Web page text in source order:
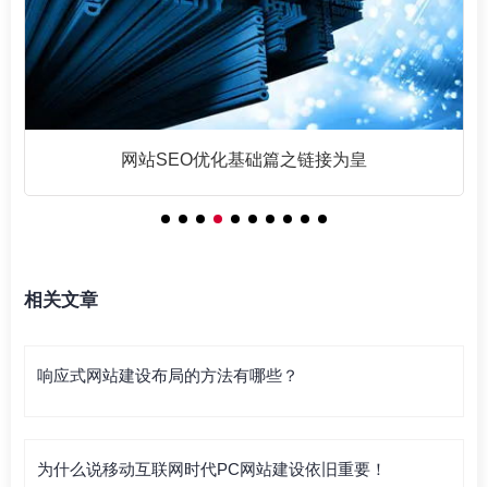
网站SEO优化基础篇之链接为皇
相关文章
响应式网站建设布局的方法有哪些？
为什么说移动互联网时代PC网站建设依旧重要！